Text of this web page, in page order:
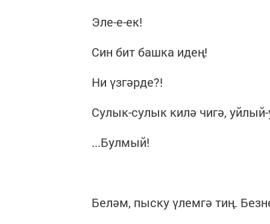
Эле-е-ек!
Син бит башка идең!
Ни үзгәрде?!
Сулык-сулык килә чигә,
...Булмый!
Беләм, пыску үлемгә тиң.